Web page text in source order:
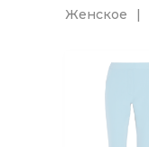
Женское